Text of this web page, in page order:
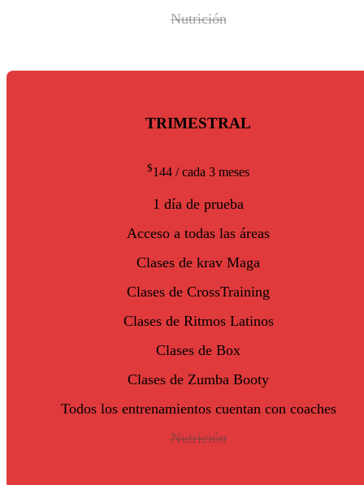
Nutrición
TRIMESTRAL
$144 / cada 3 meses
1 día de prueba
Acceso a todas las áreas
Clases de krav Maga
Clases de CrossTraining
Clases de Ritmos Latinos
Clases de Box
Clases de Zumba Booty
Todos los entrenamientos cuentan con coaches
Nutrición